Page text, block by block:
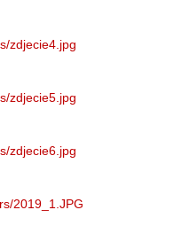
zdjecie4.jpg
zdjecie5.jpg
zdjecie6.jpg
2019_1.JPG